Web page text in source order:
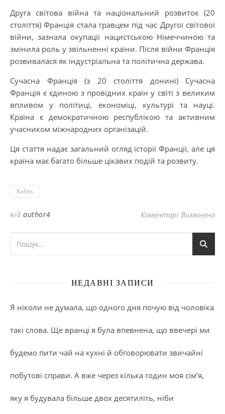
Друга світова війна та національний розвиток (20
століття) Франція стала гравцем під час Другої світової
війни, зазнала окупації нацистською Німеччиною та
змінила роль у звільненні країни. Після війни Франція
розвивалася як індустріальна та політична держава.
Сучасна Франція (з 20 століття донині) Сучасна
Франція є єдиною з провідних країн у світі з великим
впливом у політиці, економіці, культурі та науці.
Країна є демократичною республікою та активним
учасником міжнародних організацій.
Ця стаття надає загальний огляд історії Франції, але ця
країна має багато більше цікавих подій та розвиту.
Kolins
від author4 Коментарі Вимкненодо
НЕДАВНІ ЗАПИСИ
Я ніколи не думала, що одного дня почую від чоловіка
такі слова. Ще вранці я була впевнена, що ввечері ми
будемо пити чай на кухні й обговорювати звичайні
побутові справи. А вже через кілька годин моя сім’я,
яку я будувала більше двох десятиліть, ніби